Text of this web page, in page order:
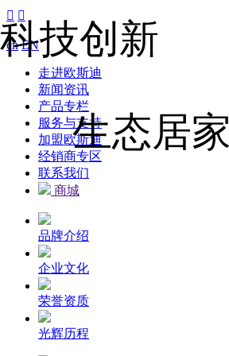
 
cn EN
走进欧斯迪
新闻资讯
产品专栏
服务与支持
加盟欧斯迪
经销商专区
联系我们
商城
品牌介绍
企业文化
荣誉资质
光辉历程
科技创新
生态居家